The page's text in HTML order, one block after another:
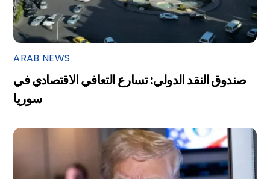
ARAB NEWS
صندوق النقد الدولي: تسارع التعافي الاقتصادي في
سوريا